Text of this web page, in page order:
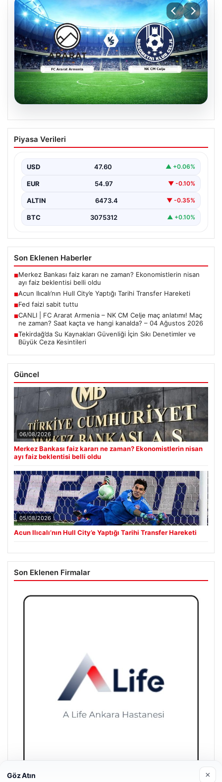
03.08.2026
Sıkı Denetimler ve Büyük Ceza
Kesintileri
Türkiye’nin Marmara bölgesindeki önemli tarım ve
sanayi şehirlerinden biri olan Tekirdağ, çevre koruma
Piyasa Verileri
ALTIN 6473.4 ▼ -0.35%
BTC
Son Eklenen Haberler
Merkez Bankası faiz kararı ne zaman? Ekonomistlerin nisan
ayı faiz beklentisi belli oldu
Acun Ilıcalı’nın Hull City’e Yaptığı Tarihi Transfer Hareketi
Tekirdağ’da Su Kaynakları Güvenliği İçin Sıkı Denetimler ve
Büyük Ceza Kesintileri
Güncel
06/08/2026
Merkez Bankası faiz kararı ne zaman? Ekonomistlerin nisan
ayı faiz beklentisi belli oldu
05/08/2026
Acun Ilıcalı’nın Hull City’e Yaptığı Tarihi Transfer Hareketi
Göz Atın ×